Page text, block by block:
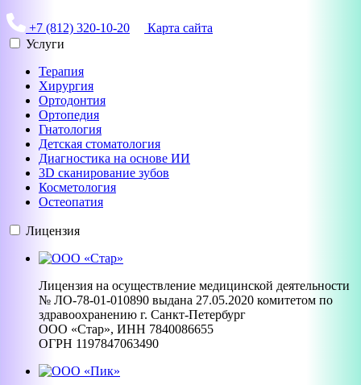
+7 (812) 320-10-20
Карта сайта
Услуги
Терапия
Хирургия
Ортодонтия
Ортопедия
Гнатология
Детская стоматология
Диагностика на основе ИИ
3D сканирование зубов
Косметология
Остеопатия
Лицензия
Лицензия на осуществление медицинской деятельности
№ ЛО-78-01-010890 выдана 27.05.2020 комитетом по
здравоохранению г. Санкт-Петербург
ООО «Стар», ИНН 7840086655
ОГРН 1197847063490